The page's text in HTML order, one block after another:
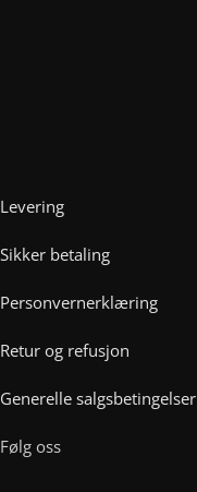
Levering
Sikker betaling
Personvernerklæring
Retur og refusjon
Generelle salgsbetingelser
Følg oss